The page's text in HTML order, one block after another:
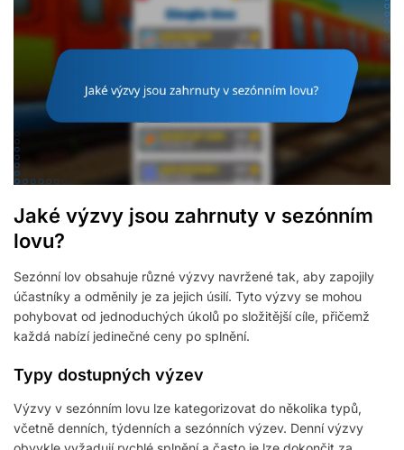
Jaké výzvy jsou zahrnuty v sezónním
lovu?
Sezónní lov obsahuje různé výzvy navržené tak, aby zapojily
účastníky a odměnily je za jejich úsilí. Tyto výzvy se mohou
pohybovat od jednoduchých úkolů po složitější cíle, přičemž
každá nabízí jedinečné ceny po splnění.
Typy dostupných výzev
Výzvy v sezónním lovu lze kategorizovat do několika typů,
včetně denních, týdenních a sezónních výzev. Denní výzvy